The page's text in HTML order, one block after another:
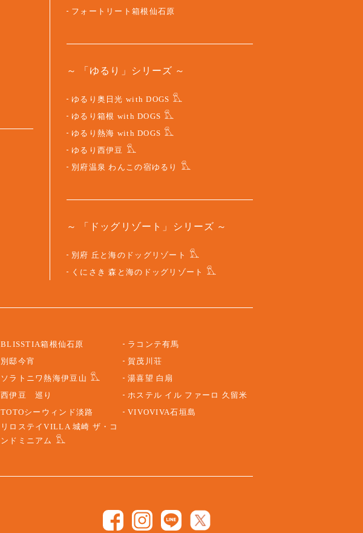
フォートリート箱根仙石原
「ゆるり」シリーズ
ゆるり奥日光 with DOGS
ゆるり箱根 with DOGS
ゆるり熱海 with DOGS
ゆるり西伊豆
別府温泉 わんこの宿ゆるり
「ドッグリゾート」シリーズ
別府 丘と海のドッグリゾート
くにさき 森と海のドッグリゾート
BLISSTIA箱根仙石原
別邸今宵
ソラトニワ熱海伊豆山
西伊豆 巡り
TOTOシーウィンド淡路
リロステイVILLA 城崎 ザ・コ
ンドミニアム
ラコンテ有馬
賀茂川荘
湯喜望 白扇
ホステル イル ファーロ 久留米
VIVOVIVA石垣島